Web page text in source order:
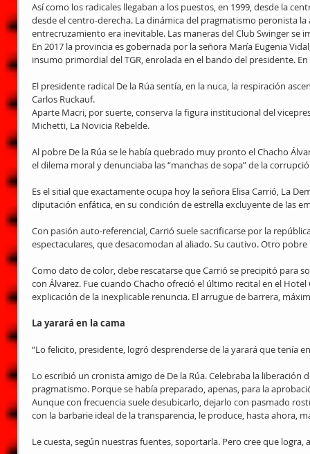
Así como los radicales llegaban a los puestos, en 1999, desde la
desde el centro-derecha. La dinámica del pragmatismo peronista
entrecruzamiento era inevitable. Las maneras del Club Swinger se
En 2017 la provincia es gobernada por la señora María Eugenia
insumo primordial del TGR, enrolada en el bando del presidente.
El presidente radical De la Rúa sentía, en la nuca, la respiración
Carlos Ruckauf.
Aparte Macri, por suerte, conserva la figura institucional del
Michetti, La Novicia Rebelde.
Al pobre De la Rúa se le había quebrado muy pronto el Chacho
el dilema moral y denunciaba las “manchas de sopa” de la
Es el sitial que exactamente ocupa hoy la señora Elisa Carrió, La
diputación enfática, en su condición de estrella excluyente de las
Con pasión auto-referencial, Carrió suele sacrificarse por la
espectaculares, que desacomodan al aliado. Su cautivo. Otro
Como dato de color, debe rescatarse que Carrió se precipitó para
con Álvarez. Fue cuando Chacho ofreció el último recital en el
explicación de la inexplicable renuncia. El arrugue de barrera,
La yarará en la cama
“Lo felicito, presidente, logró desprenderse de la yarará que tenía
Lo escribió un cronista amigo de De la Rúa. Celebraba la liberación
pragmatismo. Porque se había preparado, apenas, para la
Aunque con frecuencia suele desubicarlo, dejarlo con pasmado
con la barbarie ideal de la transparencia, le produce, hasta ahora,
Le cuesta, según nuestras fuentes, soportarla. Pero cree que